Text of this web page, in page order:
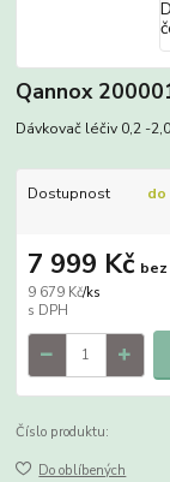
Qannox
Dávkovač léčiv 0,2 -
Dostupnost do
9 679 Kč/ks
7 999 Kč
Číslo produktu:
Do oblíbených